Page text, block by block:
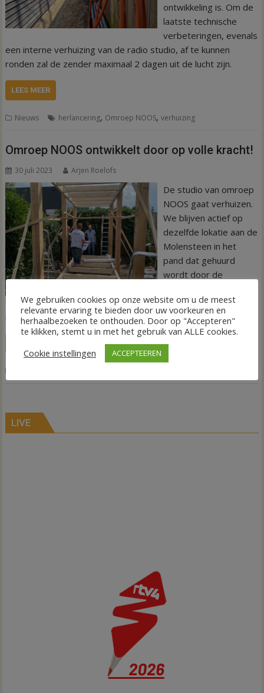
ontwikkeling is. Om de
laatste technische
verbeteringen, evenals
een interne verhuizing van de radio studio, af te kunnen
ronden zal de zender maximaal 2 dagen uit de lucht zijn.
LEES MEER
Nieuws herlancering, Omroep NOOS,verhuizing
Omroep NOOS ontwikkelt door op volle kracht!
30 juli 2023 Arjen Roelofs
De studio van omroep
NOOS gaat verhuizen.
We blijven actief op
dezelfde lokatie aan de
Molensteen in het
pand dat gehuurd
wordt door de
maar we verhuizen
naar de achterzijde van het pand.
LIVE
We gebruiken cookies op onze website om u de meest
relevante ervaring te bieden door uw voorkeuren en
herhaalbezoeken te onthouden. Door op "Accepteren"
te klikken, stemt u in met het gebruik van ALLE cookies.
Cookie instellingen
ACCEPTEEREN